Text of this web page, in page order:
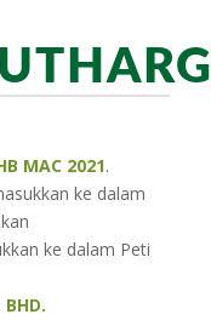
MAC 2021.
ke dalam
ke dalam Peti
BHD.